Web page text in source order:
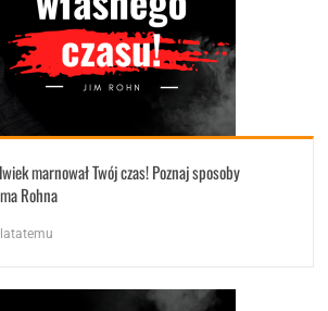
marnował Twój czas! Poznaj sposoby
Rohna